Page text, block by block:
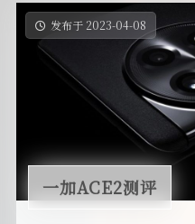
发布于 2023-04-08
一加ACE2测评